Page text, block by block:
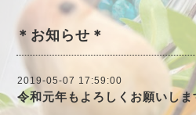
＊お知らせ＊
2019-05-07 17:59:00
令和元年もよろしくお願いしま